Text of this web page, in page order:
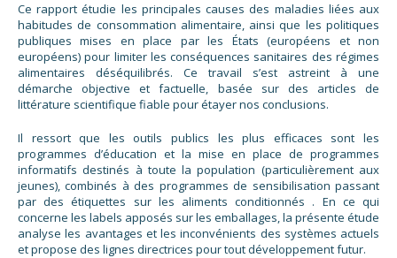
Ce rapport étudie les principales causes des maladies liées aux
habitudes de consommation alimentaire, ainsi que les politiques
publiques mises en place par les États (européens et non
européens) pour limiter les conséquences sanitaires des régimes
alimentaires déséquilibrés. Ce travail s’est astreint à une
démarche objective et factuelle, basée sur des articles de
littérature scientifique fiable pour étayer nos conclusions.
Il ressort que les outils publics les plus efficaces sont les
programmes d’éducation et la mise en place de programmes
informatifs destinés à toute la population (particulièrement aux
jeunes), combinés à des programmes de sensibilisation passant
par des étiquettes sur les aliments conditionnés . En ce qui
concerne les labels apposés sur les emballages, la présente étude
analyse les avantages et les inconvénients des systèmes actuels
et propose des lignes directrices pour tout développement futur.